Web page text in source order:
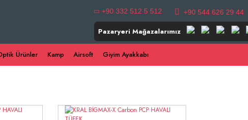
+90 332 512 5 512 +90 544 626 29 44
Pazaryeri Mağazalarımız
Ürünler Kamp Airsoft Giyim Ayakkabı